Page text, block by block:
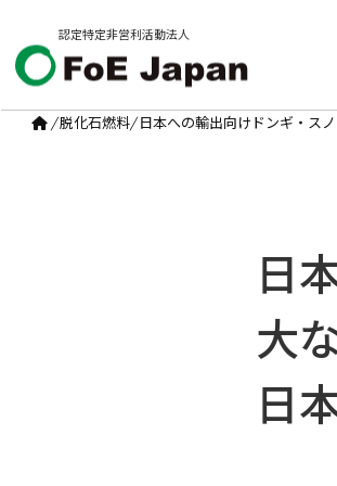
認定特定非営利活動法人
/脱化石燃料/ 日本への輸出向けドンギ・ス
日
大
日